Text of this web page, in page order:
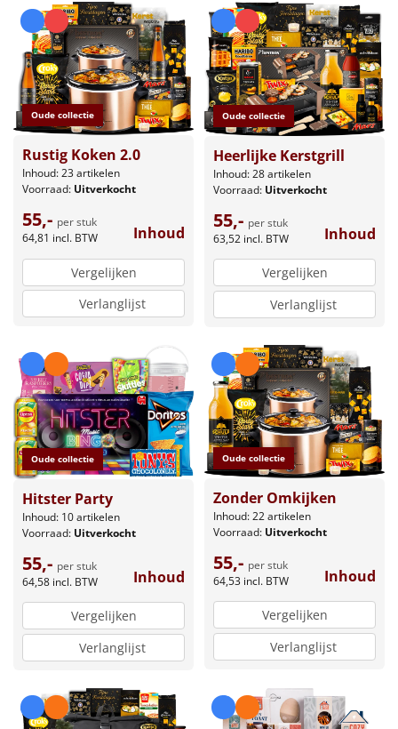
Oude collectie
Rustig Koken 2.0
Inhoud: 23 artikelen
Voorraad: Uitverkocht
55,- per stuk
64,81 incl. BTW Inhoud
Vergelijken
Verlanglijst
Oude collectie
Heerlijke Kerstgrill
Inhoud: 28 artikelen
Voorraad: Uitverkocht
55,- per stuk
63,52 incl. BTW Inhoud
Vergelijken
Verlanglijst
Oude collectie
Hitster Party
Inhoud: 10 artikelen
Voorraad: Uitverkocht
55,- per stuk
64,58 incl. BTW Inhoud
Vergelijken
Verlanglijst
Oude collectie
Zonder Omkijken
Inhoud: 22 artikelen
Voorraad: Uitverkocht
55,- per stuk
64,53 incl. BTW Inhoud
Vergelijken
Verlanglijst